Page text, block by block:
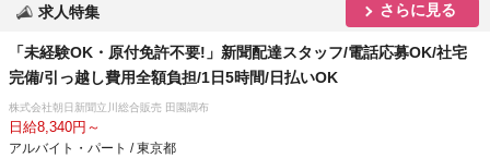
求人特集 さらに見る
「未経験OK・原付免許不要!」新聞配達スタッフ/電話応募OK/社宅
完備/引っ越し費用全額負担/1日5時間/日払いOK
株式会社朝日新聞立川総合販売 田園調布
日給8,340円～
アルバイト・パート / 東京都